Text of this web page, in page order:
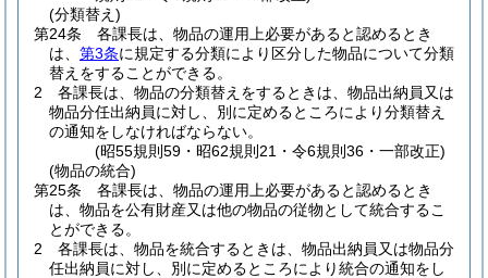
(分類替え)
第24条
各課長は、物品の運用上必要があると認めるとき
は、 第3条に規定する分類により区分した物品について分類
替えをすることができる。
2
各課長は、物品の分類替えをするときは、物品出納員又は
物品分任出納員に対し、別に定めるところにより分類替え
の通知をしなければならない。
(昭55規則59・昭62規則21・令6規則36・一部改正)
(物品の統合)
第25条
各課長は、物品の運用上必要があると認めるとき
は、物品を公有財産又は他の物品の従物として統合するこ
とができる。
2
各課長は、物品を統合するときは、物品出納員又は物品分
任出納員に対し、別に定めるところにより統合の通知をし